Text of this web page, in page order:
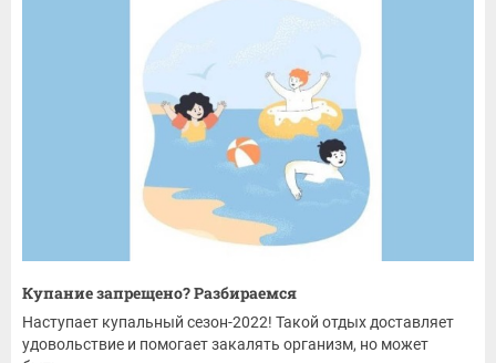
Купание запрещено? Разбираемся
Наступает купальный сезон-2022! Такой отдых доставляет
удовольствие и помогает закалять организм, но может